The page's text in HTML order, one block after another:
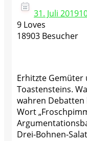
31. Juli 2019
9 Loves
18903 Besucher
Erhitzte Gemüter
Toastensteins.
wahren
Wort
Drei-Bohnen-